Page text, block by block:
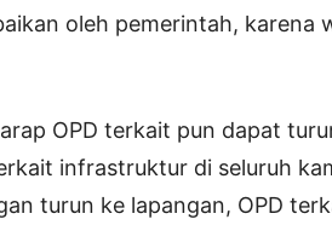
oleh pemerintah, karena
OPD terkait pun dapat
infrastruktur di seluruh
turun ke lapangan, OPD